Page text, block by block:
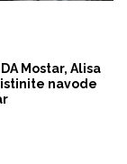
Mostar, Alisa
navode